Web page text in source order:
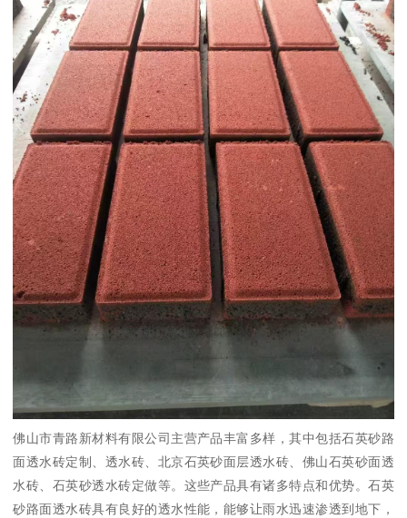
佛山市青路新材料有限公司主营产品丰富多样，其中包括石英砂路
面透水砖定制、透水砖、北京石英砂面层透水砖、佛山石英砂面透
水砖、石英砂透水砖定做等。这些产品具有诸多特点和优势。石英
砂路面透水砖具有良好的透水性能，能够让雨水迅速渗透到地下，